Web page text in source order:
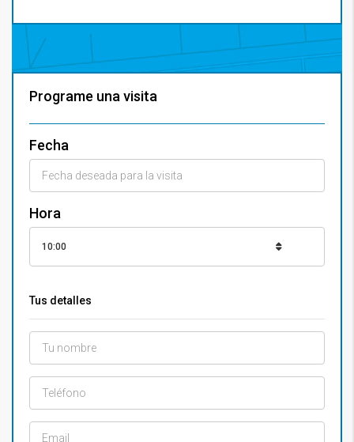
Programe una visita
Fecha
Hora
10:00
Tus detalles